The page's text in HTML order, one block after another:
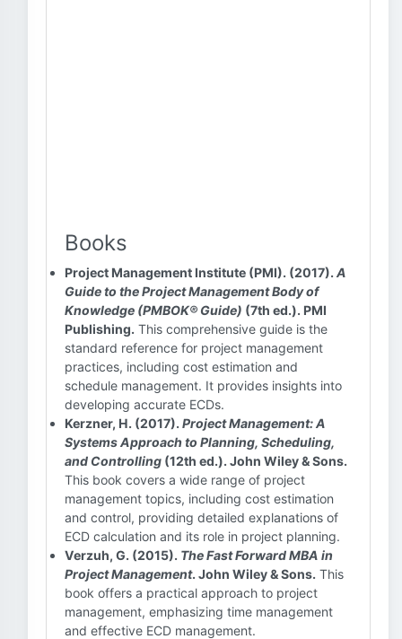
Books
Project Management Institute (PMI). (2017). A
Guide to the Project Management Body of
Knowledge (PMBOK® Guide) (7th ed.). PMI
Publishing. This comprehensive guide is the
standard reference for project management
practices, including cost estimation and
schedule management. It provides insights into
developing accurate ECDs.
Kerzner, H. (2017). Project Management: A
Systems Approach to Planning, Scheduling,
and Controlling (12th ed.). John Wiley & Sons.
This book covers a wide range of project
management topics, including cost estimation
and control, providing detailed explanations of
ECD calculation and its role in project planning.
Verzuh, G. (2015). The Fast Forward MBA in
Project Management. John Wiley & Sons. This
book offers a practical approach to project
management, emphasizing time management
and effective ECD management.